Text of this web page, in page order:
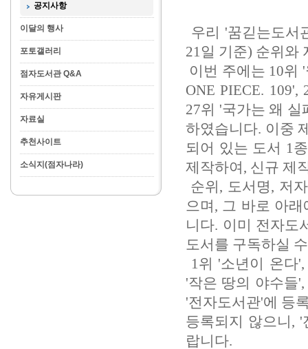
공지사항
이달의 행사
포토갤러리
점자도서관 Q&A
자유게시판
자료실
추천사이트
소식지(점자나라)
우리 '꿈긷는도서
21일 기준) 순위와
이번 주에는 10위
ONE PIECE.
27위 '국가는 왜 실
하였습니다. 이중
되어 있는 도서 1
제작하여, 신규 제
순위, 도서명, 저
으며, 그 바로 아
니다. 이미 전자도
도서를 구독하실
1위 '소년이 온다
'작은 땅의 야수들
'전자도서관'에 등
등록되지 않으니,
랍니다.